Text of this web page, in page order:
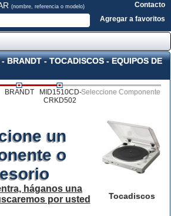
(nombre, referencia o modelo)
Contacto
Agregar a favoritos
BRANDT - TOCADISCOS - EQUIPOS DE
BRANDT
MID1510CD-
CRKD502
Seleccione Componente
Tocadiscos
un
o
háganos una
por usted